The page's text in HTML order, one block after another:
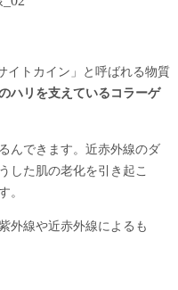
イトカイン」と呼ばれる物質
ハリを支えているコラーゲ
んできます。近赤外線のダ
した肌の老化を引き起こ
。
外線や近赤外線によるも